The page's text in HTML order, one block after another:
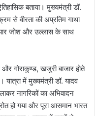
बताया। मुख्यमंत्री डॉ.
से वीरता की अप्रतिम गाथा
जोश और उल्लास के साथ
और गोराकुण्ड, खजुरी बाजार होते
यात्रा में मुख्यमंत्री डॉ. यादव
नागरिकों का अभिवादन
हो गया और पूरा आसमान भारत